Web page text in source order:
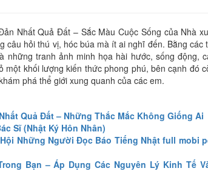
Nhất Quả Đất – Sắc Màu Cuộc Sống của Nhà
câu hỏi thú vị, hóc búa mà ít ai nghĩ đến. Bằng các
những tranh ảnh minh họa hài hước, sống động,
một khối lượng kiến thức phong phú, bên cạnh đó
phá thể giới xung quanh của các em.
Quả Đất – Những Thắc Mắc Không Giống Ai
Sĩ (Nhật Ký Hôn Nhân)
Những Người Đọc Báo Tiếng Nhật full mobi
Bạn – Áp Dụng Các Nguyên Lý Kinh Tế